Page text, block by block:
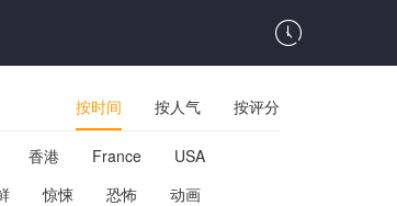
按时间 按人气 按评分
香港 France
USA
惊悚 恐怖
动画